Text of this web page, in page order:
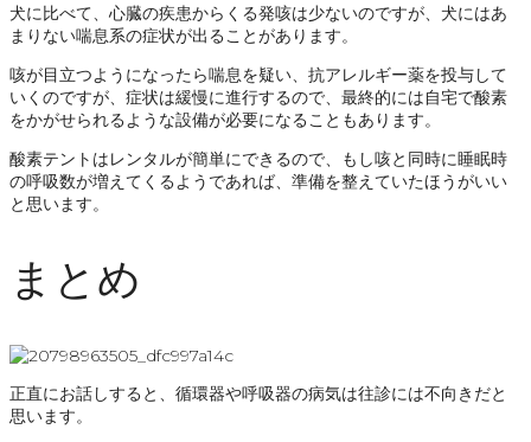
犬に比べて、心臓の疾患からくる発咳は少ないのですが、犬にはあ
まりない喘息系の症状が出ることがあります。
咳が目立つようになったら喘息を疑い、抗アレルギー薬を投与して
いくのですが、症状は緩慢に進行するので、最終的には自宅で酸素
をかがせられるような設備が必要になることもあります。
酸素テントはレンタルが簡単にできるので、もし咳と同時に睡眠時
の呼吸数が増えてくるようであれば、準備を整えていたほうがいい
と思います。
まとめ
正直にお話しすると、循環器や呼吸器の病気は往診には不向きだと
思います。